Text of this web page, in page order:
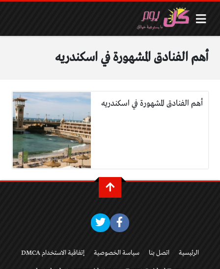
أهم الفنادق المشهورة في اسكندريه
أهم الفنادق المشهورة في اسكندريه
الرئيسية اتصل بنا سياسة الخصوصية إتفاقية الاستخدام DMCA